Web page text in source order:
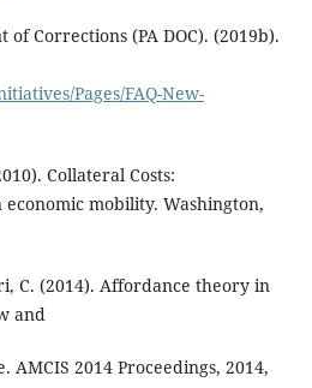
Corrections (PA DOC). (2019b).
Pages/FAQ-New-
Collateral Costs:
economic mobility. Washington,
C. (2014). Affordance theory in
and
2014 Proceedings, 2014,